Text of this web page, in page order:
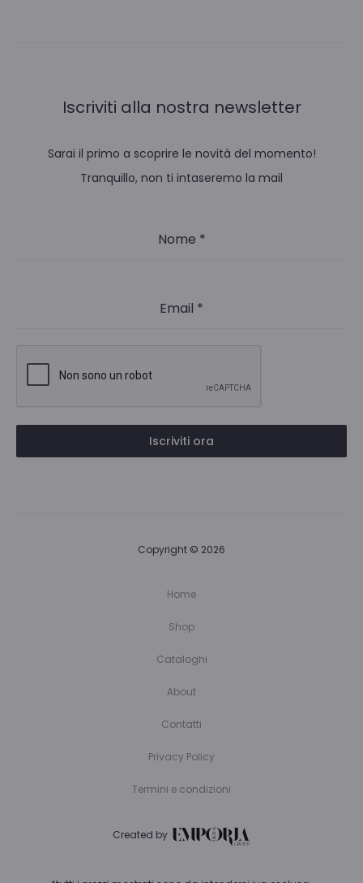
Iscriviti alla nostra newsletter
Sarai il primo a scoprire le novità del momento!
Tranquillo, non ti intaseremo la mail
Nome *
Email *
Iscriviti ora
Copyright © 2026
Home
Shop
Cataloghi
About
Contatti
Privacy Policy
Termini e condizioni
Created by